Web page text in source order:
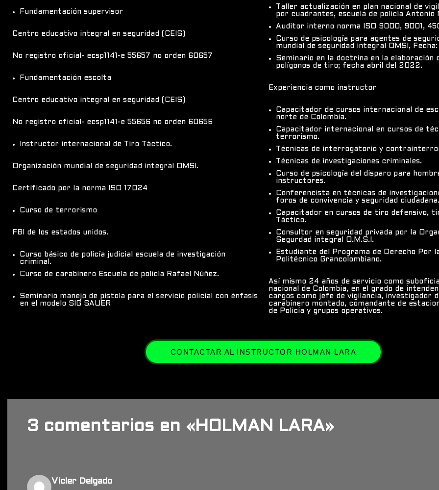
Fundamentación supervisor
Centro educativo integral en seguridad (CEIS)
No registro oficial- ecsp1141-e 55657 no orden 60657
Fundamentación escolta
Centro educativo integral en seguridad (CEIS)
No registro oficial- ecsp1141-e 55656 no orden 60656
Instructor internacional de Tiro Táctico.
Organización mundial de seguridad integral OMSI.
Certificado por la norma ISO 17024
Curso de terrorismo
FBI de los estados unidos.
Curso básico de policía judicial escuela de investigación
criminal.
Curso de carabinero Escuela de policía Rafael Núñez.
Seminario manejo de pistola para el servicio policial con énfasis
en el modelo SIG SAUER
Taller actualización en plan nacional de
por cuadrantes, escuela de policía Antonio
Auditor interno norma ISO 9000, 9001,
Curso de psicología para agentes de
mundial de seguridad integral OMSI,
Seminario en la doctrina en la elaboración
polígonos de tiro; fecha abril del 2022.
Experiencia como instructor
Capacitador de cursos internacional de
norte de Colombia.
Capacitador internacional en cursos de
terrorismo.
Técnicas de interrogatorio y
Técnicas de investigaciones criminales.
Curso de psicología del disparo para
instructores.
Conferencista en técnicas de
foros de convivencia y seguridad ciudadana.
Capacitador en cursos de tiro defensivo,
Táctico.
Consultor en seguridad privada por la
Segurdad integral O.M.S.I.
Estudiante del Programa de Derecho Por
Politécnico Grancolombiano.
Así mismo 24 años de servicio como
nacional de Colombia, en el grado de
cargos como jefe de vigilancia, investigador
carabinero montado, comandante de
de Policía y grupos operativos.
CONTACTAR AL INSTRUCTOR HOLMAN LARA
3 comentarios en «HOLMAN LARA»
Vicler Delgado